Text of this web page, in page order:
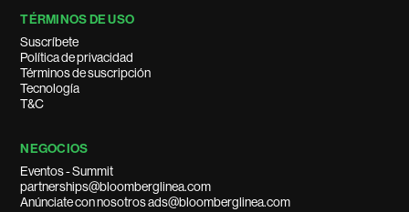
TÉRMINOS DE USO
Suscríbete
Política de privacidad
Términos de suscripción
Tecnología
T&C
NEGOCIOS
Eventos - Summit
partnerships@bloomberglinea.com
Anúnciate con nosotros ads@bloomberglinea.com